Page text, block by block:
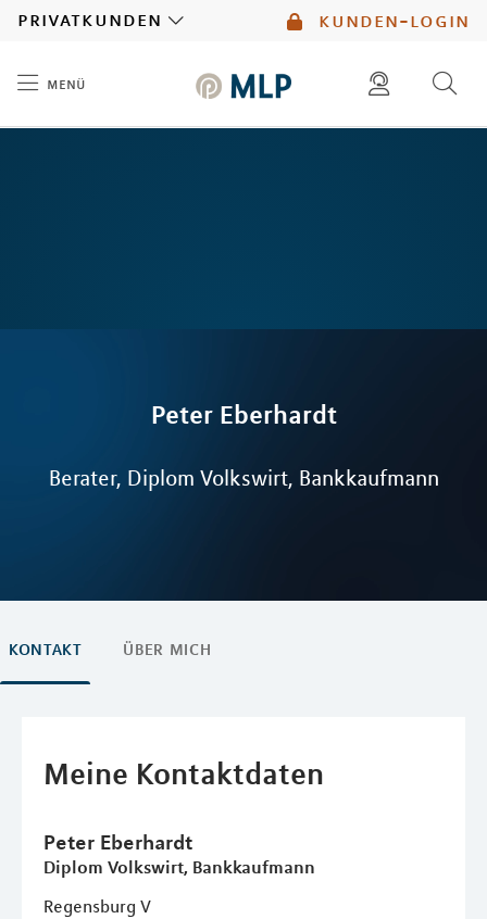
kunden-login
privatkunden
menü
Peter Eberhardt
Berater, Diplom Volkswirt, Bankkaufmann
KONTAKT ÜBER MICH
Meine Kontaktdaten
Peter Eberhardt
Diplom Volkswirt, Bankkaufmann
Regensburg V